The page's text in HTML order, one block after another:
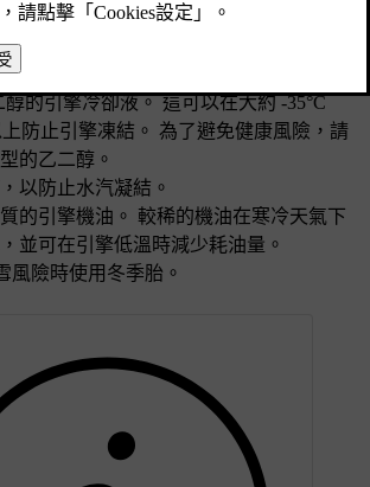
的電池性能，駕駛前預調節您的汽車。
的沖洗液，以避免沖洗液貯液筒內結冰。
結。
醇的引擎冷卻液。 這可以在大約 -35°C
上防止引擎凍結。 為了避免健康風險，請
的乙二醇。
以防止水汽凝結。
的引擎機油。 較稀的機油在寒冷天氣下
並可在引擎低溫時減少耗油量。
風險時使用冬季胎。